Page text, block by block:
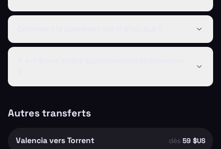
Autres transferts
Valencia vers Torrent dès 59 $US